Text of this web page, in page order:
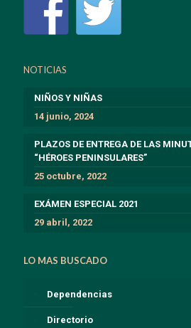
NOTICIAS
NIÑOS Y NIÑAS
14 junio, 2024
PLAZOS DE ENTREGA DE LAS
“HÉROES PENINSULARES”
25 octubre, 2022
EXÁMEN ESPECIAL 2021
29 abril, 2022
LO MAS BUSCADO
Dependencias
Directorio